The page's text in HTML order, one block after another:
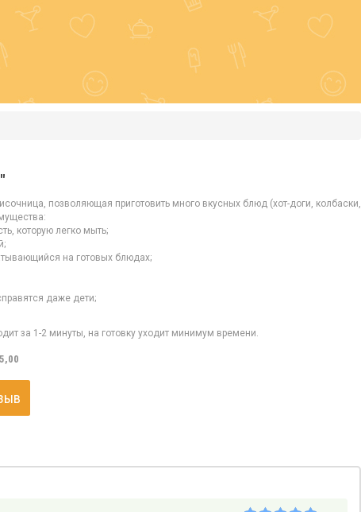
позволяющая приготовить много вкусных блюд (хот-доги, колбаски,
которую легко мыть;
на готовых блюдах;
даже дети;
за 1-2 минуты, на готовку уходит минимум времени.
5,00